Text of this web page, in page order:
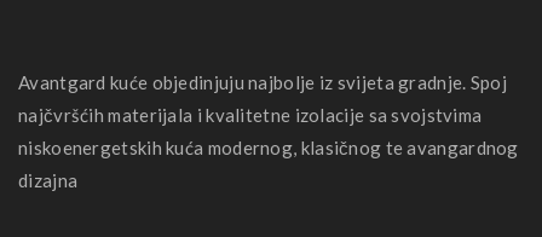
Avantgard kuće objedinjuju najbolje iz svijeta gradnje. Spoj
najčvršćih materijala i kvalitetne izolacije sa svojstvima
niskoenergetskih kuća modernog, klasičnog te avangardnog
dizajna